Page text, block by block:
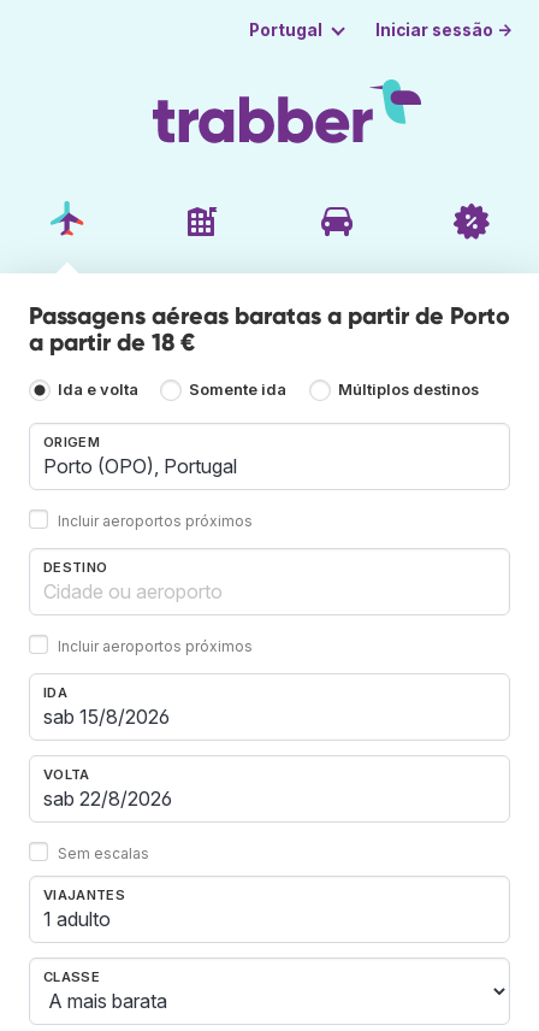
Portugal Iniciar sessão →
Passagens aéreas baratas a partir de Porto
a partir de 18 €
Ida e volta Somente ida Múltiplos destinos
ORIGEM
Incluir aeroportos próximos
DESTINO
Incluir aeroportos próximos
IDA
VOLTA
Sem escalas
VIAJANTES
1 adulto
CLASSE